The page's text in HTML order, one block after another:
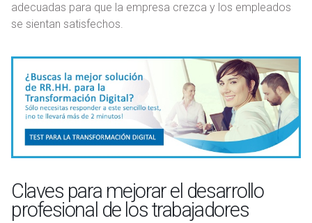
adecuadas para que la empresa crezca y los empleados
se sientan satisfechos.
Claves para mejorar el desarrollo
profesional de los trabajadores